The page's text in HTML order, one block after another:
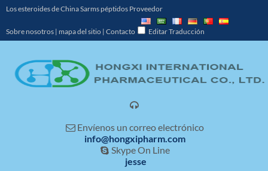
Los esteroides de China Sarms péptidos Proveedor
Sobre nosotros | mapa del sitio | Contacto Editar Traducción

 Envíenos un correo electrónico
info@hongxipharm.com
 Skype On Line
jesse